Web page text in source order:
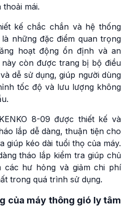
mái.
kế chắc chắn và hệ thống
những đặc điểm quan trọng
hoạt động ổn định và an
còn được trang bị bộ điều
dễ sử dụng, giúp người dùng
tốc độ và lưu lượng không
8-09 được thiết kế và
lắp dễ dàng, thuận tiện cho
giúp kéo dài tuổi thọ của máy.
tháo lắp kiểm tra giúp chủ
các hư hỏng và giảm chi phí
trong quá trình sử dụng.
của máy thông gió ly tâm